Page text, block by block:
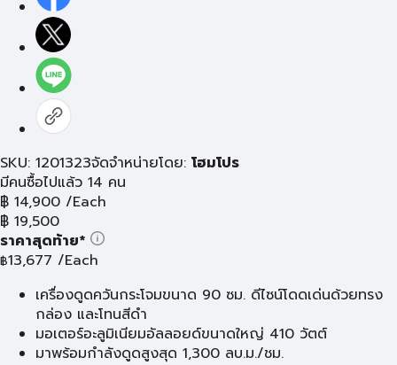
SKU: 1201323จัดจำหน่ายโดย: โฮมโปร
มีคนซื้อไปแล้ว 14 คน
฿ 14,900 /Each
฿ 19,500
ราคาสุดท้าย*
฿13,677 /Each
เครื่องดูดควันกระโจมขนาด 90 ซม. ดีไซน์โดดเด่นด้วยทรง
กล่อง และโทนสีดำ
มอเตอร์อะลูมิเนียมอัลลอยด์ขนาดใหญ่ 410 วัตต์
มาพร้อมกำลังดูดสูงสุด 1,300 ลบ.ม./ชม.